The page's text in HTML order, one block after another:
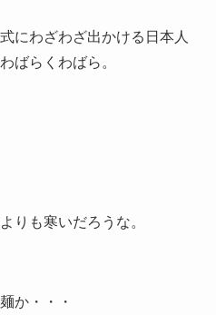
にわざわざ出かける日本人
ばらくわばら。
りも寒いだろうな。
か・・・